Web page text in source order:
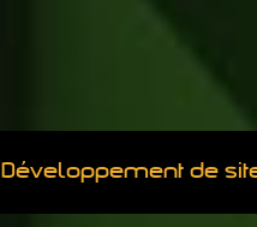
Développement de